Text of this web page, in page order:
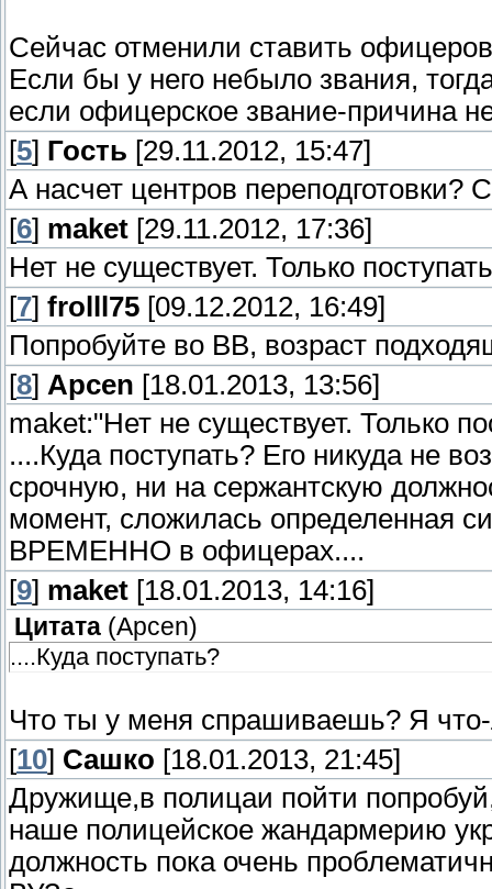
Сейчас отменили ставить
Если бы у него небыло звания,
если офицерское звание-причина
[5] Гость [29.11.2012, 15:47]
А насчет центров переподготовки?
[6] maket [29.11.2012, 17:36]
Нет не существует. Только
[7] frolll75 [09.12.2012, 16:49]
Попробуйте во ВВ, возраст
[8] Apcen [18.01.2013, 13:56]
maket:"Нет не существует. Только
....Куда поступать? Его никуда не
срочную, ни на сержантскую
момент, сложилась определенная
ВРЕМЕННО в офицерах....
[9] maket [18.01.2013, 14:16]
Цитата (Apcen)
....Куда поступать?
Что ты у меня спрашиваешь? Я что-
[10] Сашко [18.01.2013, 21:45]
Дружище,в полицаи пойти
наше полицейское жандармерию
должность пока очень